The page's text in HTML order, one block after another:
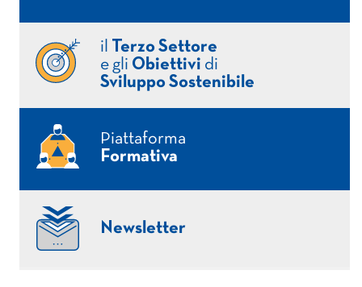
il
Terzo Settore
e gli Obiettivi di
Sviluppo Sostenibile
Piattaforma
Formativa
Newsletter